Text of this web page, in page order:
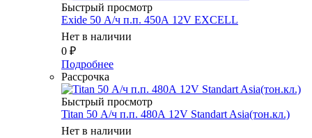
Быстрый просмотр
Exide 50 А/ч п.п. 450А 12V EXCELL
Нет в наличии
0 ₽
Подробнее
Рассрочка
Быстрый просмотр
Titan 50 А/ч п.п. 480А 12V Standart Asia(тон.кл.)
Нет в наличии